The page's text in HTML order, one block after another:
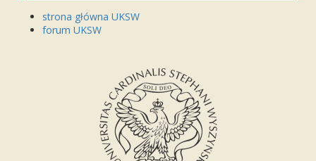
strona główna UKSW
forum UKSW